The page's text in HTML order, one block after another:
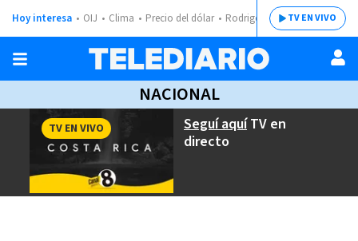
Hoy interesa OIJ Clima Precio del dólar Rodrigo ChavesTV EN VIVO
NACIONAL
Seguí aquíTV en
directo
TV EN VIVO